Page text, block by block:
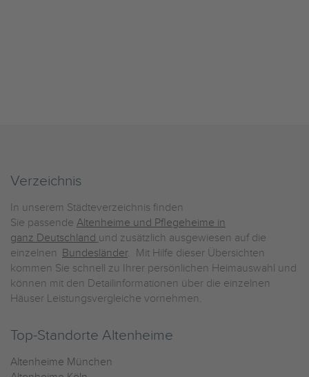
Verzeichnis
In unserem Städteverzeichnis finden
Sie passende Altenheime und Pflegeheime in
ganz Deutschland und zusätzlich ausgewiesen auf die
einzelnen Bundesländer. Mit Hilfe dieser Übersichten
kommen Sie schnell zu Ihrer persönlichen Heimauswahl und
können mit den Detailinformationen über die einzelnen
Häuser Leistungsvergleiche vornehmen.
Top-Standorte Altenheime
Altenheime München